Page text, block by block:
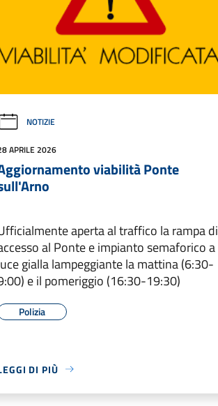
NOTIZIE
APRILE 2026
viabilità Ponte
aperta al traffico la rampa di
al Ponte e impianto semaforico a
gialla lampeggiante la mattina (6:30-
e il pomeriggio (16:30-19:30)
Polizia
DI PIÙ